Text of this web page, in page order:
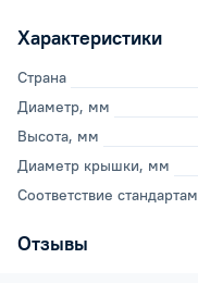
Характеристики
Страна
Диаметр, мм
Высота, мм
Диаметр крышки, мм
Соответствие стандартам
Отзывы